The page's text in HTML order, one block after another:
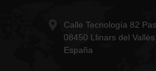
Calle Tecnología 82
08450 Llinars del
España